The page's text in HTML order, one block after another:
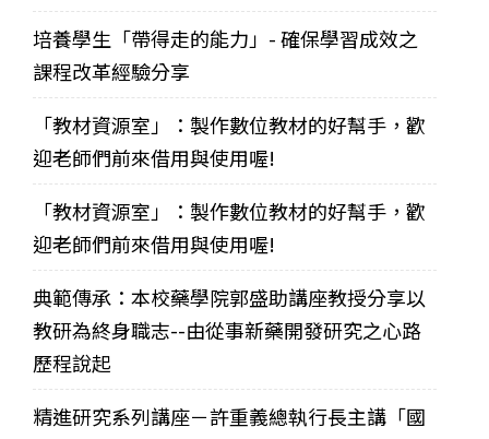
培養學生「帶得走的能力」- 確保學習成效之
課程改革經驗分享
「教材資源室」：製作數位教材的好幫手，歡
迎老師們前來借用與使用喔!
「教材資源室」：製作數位教材的好幫手，歡
迎老師們前來借用與使用喔!
典範傳承：本校藥學院郭盛助講座教授分享以
教研為終身職志--由從事新藥開發研究之心路
歷程說起
精進研究系列講座－許重義總執行長主講「國